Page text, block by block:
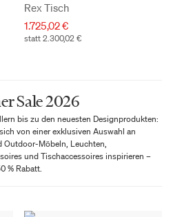
Rex Tisch
1.725,02 €
statt 2.300,02 €
Sale 2026
bis zu den neuesten Designprodukten:
von einer exklusiven Auswahl an
Outdoor-Möbeln, Leuchten,
und Tischaccessoires inspirieren –
% Rabatt.